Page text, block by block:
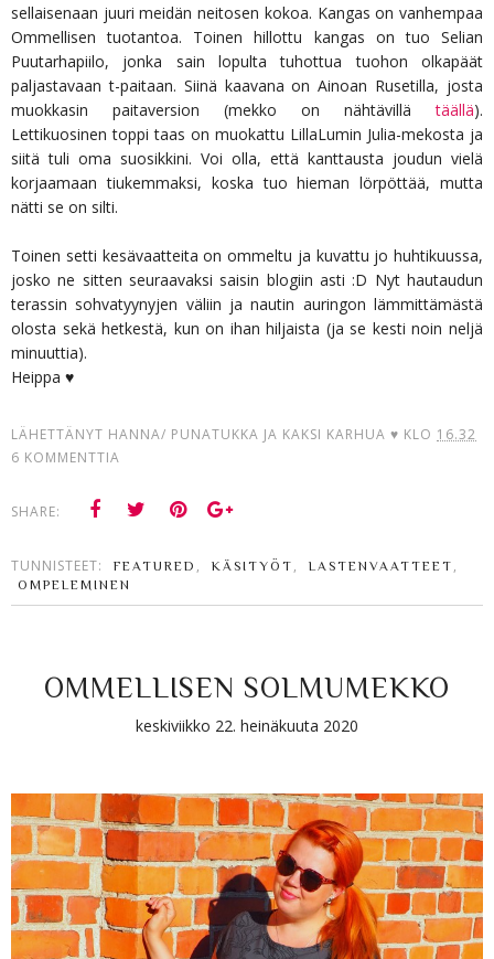
sellaisenaan juuri meidän neitosen kokoa. Kangas on vanhempaa
Ommellisen tuotantoa. Toinen hillottu kangas on tuo Selian
Puutarhapiilo, jonka sain lopulta tuhottua tuohon olkapäät
paljastavaan t-paitaan. Siinä kaavana on Ainoan Rusetilla, josta
muokkasin paitaversion (mekko on nähtävillätäällä).
Lettikuosinen toppi taas on muokattu LillaLumin Julia-mekosta ja
siitä tuli oma suosikkini. Voi olla, että kanttausta joudun vielä
korjaamaan tiukemmaksi, koska tuo hieman lörpöttää, mutta
nätti se on silti.
Toinen setti kesävaatteita on ommeltu ja kuvattu jo huhtikuussa,
josko ne sitten seuraavaksi saisin blogiin asti :D Nyt hautaudun
terassin sohvatyynyjen väliin ja nautin auringon lämmittämästä
olosta sekä hetkestä, kun on ihan hiljaista (ja se kesti noin neljä
minuuttia).
Heippa ♥
LÄHETTÄNYT HANNA/ PUNATUKKA JA KAKSI KARHUA ♥ KLO 16.32
6 KOMMENTTIA
SHARE:
TUNNISTEET: FEATURED , KÄSITYÖT , LASTENVAATTEET ,
OMPELEMINEN
OMMELLISEN SOLMUMEKKO
keskiviikko 22. heinäkuuta 2020